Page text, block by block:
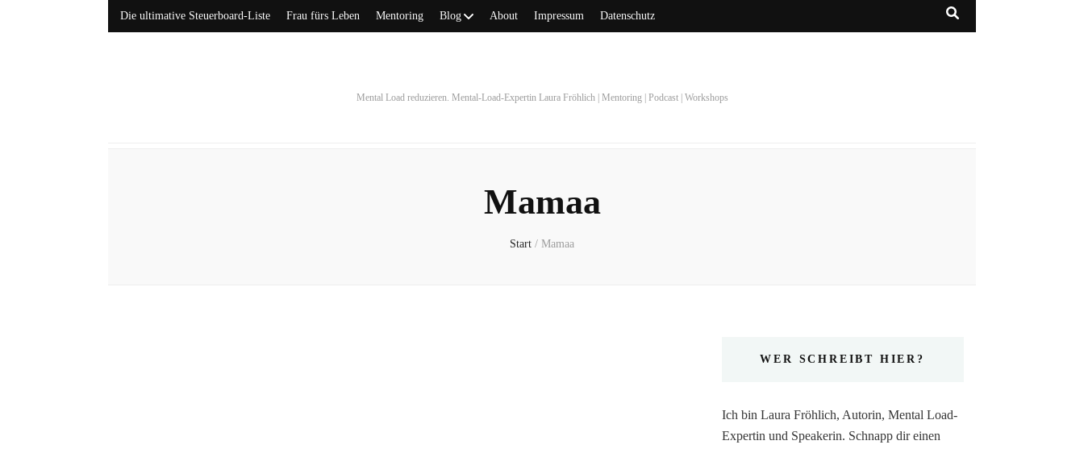
Die ultimative Steuerboard-Liste Frau fürs Leben Mentoring Blog About Impressum Datenschutz
Mental Load reduzieren. Mental-Load-Expertin Laura Fröhlich | Mentoring | Podcast | Workshops
Mamaa
Start / Mamaa
WER SCHREIBT HIER?
Ich bin Laura Fröhlich, Autorin, Mental Load-
Expertin und Speakerin. Schnapp dir einen